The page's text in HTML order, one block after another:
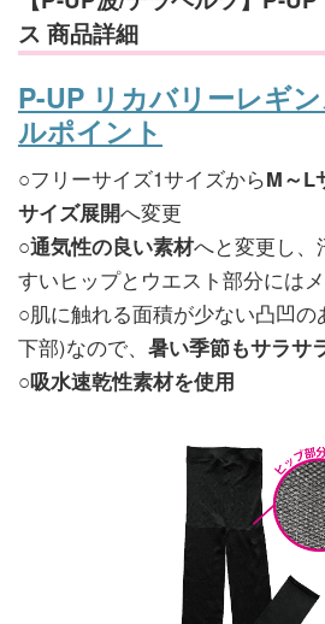
ス 商品詳細
P-UP リカバリーレギ
ルポイント
○フリーサイズ1サイズからM～L
サイズ展開へ変更
○通気性の良い素材へと変更し、
すいヒップとウエスト部分には
○肌に触れる面積が少ない凸凹の
下部)なので、 暑い季節もサラサ
○吸水速乾性素材を使用